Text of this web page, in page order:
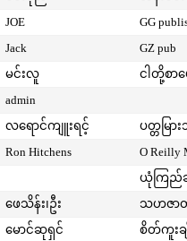
JOE GG
Jack GZ pub
မင်းလူ ငါတို့စာ
admin
လရောင်ကျူးရင့် ပတ္တမြ
Ron Hitchens O Reilly
ယုံကြည်ခ
ဖေသိန်း၊ဦး သဟဇာ
မောင်ဆုရှင် စိတ်ကူးခ